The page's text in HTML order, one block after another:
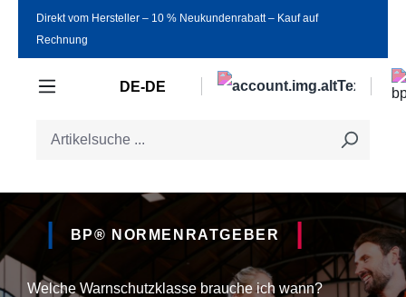
Zum Hauptinhalt springen
Direkt vom Hersteller ‒ 10 % Neukundenrabatt ‒ Kauf auf
Rechnung
DE-DE
BP® NORMENRATGEBER
Welche Warnschutzklasse brauche ich wann?